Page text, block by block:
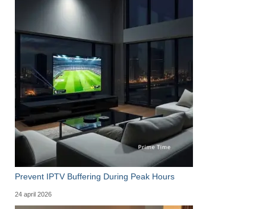
Prevent IPTV Buffering During Peak Hours
24 april 2026